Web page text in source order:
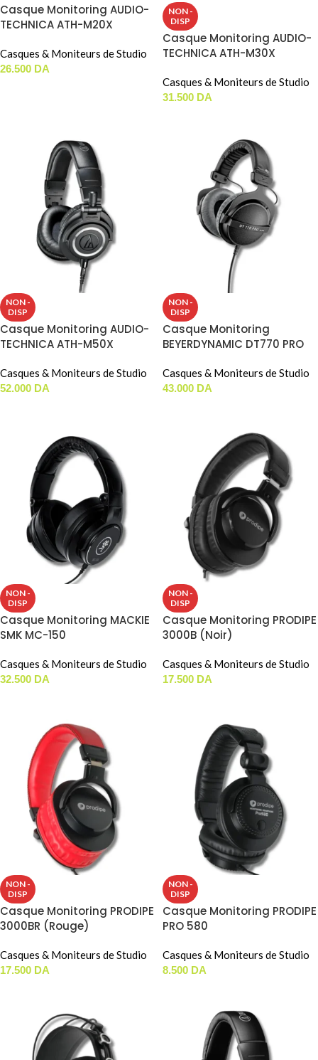
Casque Monitoring AUDIO-
TECHNICA ATH-M20X
Casques & Moniteurs de Studio
26.500 DA
NON -
DISP
Casque Monitoring AUDIO-
TECHNICA ATH-M30X
Casques & Moniteurs de Studio
31.500 DA
NON -
DISP
Casque Monitoring AUDIO-
TECHNICA ATH-M50X
Casques & Moniteurs de Studio
52.000 DA
NON -
DISP
Casque Monitoring
BEYERDYNAMIC DT770 PRO
Casques & Moniteurs de Studio
43.000 DA
NON -
DISP
Casque Monitoring MACKIE
SMK MC-150
Casques & Moniteurs de Studio
32.500 DA
NON -
DISP
Casque Monitoring PRODIPE
3000B (Noir)
Casques & Moniteurs de Studio
17.500 DA
NON -
DISP
Casque Monitoring PRODIPE
3000BR (Rouge)
Casques & Moniteurs de Studio
17.500 DA
NON -
DISP
Casque Monitoring PRODIPE
PRO 580
Casques & Moniteurs de Studio
8.500 DA